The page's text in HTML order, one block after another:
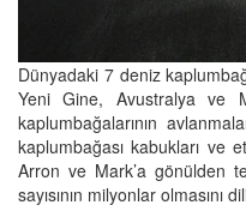
Dünyadaki 7 deniz
Yeni Gine, Avustralya ve
kaplumbağalarının
kaplumbağası kabukları ve
Arron ve Mark’a gönülden
sayısının milyonlar olmasını